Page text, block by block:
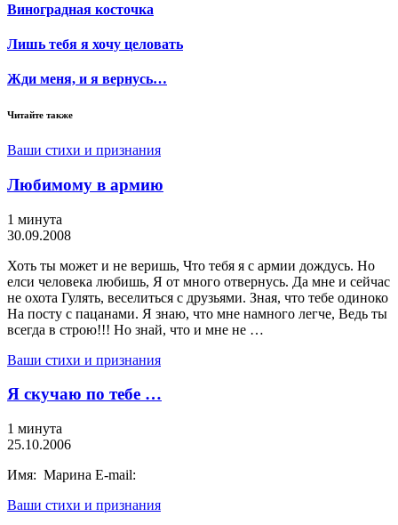
Виноградная косточка
Лишь тебя я хочу целовать
Жди меня, и я вернусь…
Читайте также
Ваши стихи и признания
Любимому в армию
1 минута
30.09.2008
Хоть ты может и не веришь, Что тебя я с армии дождусь. Но
елси человека любишь, Я от много отвернусь. Да мне и сейчас
не охота Гулять, веселиться с друзьями. Зная, что тебе одиноко
На посту с пацанами. Я знаю, что мне намного легче, Ведь ты
всегда в строю!!! Но знай, что и мне не …
Ваши стихи и признания
Я скучаю по тебе …
1 минута
25.10.2006
Имя: Марина E-mail:
Ваши стихи и признания